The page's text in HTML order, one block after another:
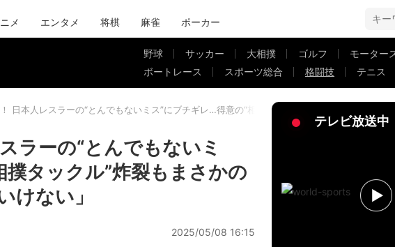
メ エンタメ 将棋 麻雀 ポーカー
野球 サッカー 大相撲 ゴルフ
モーター
ボートレース
スポーツ総合 格闘技 テニス
日本人レスラーの“とんでもないミス”にブチギレ…得意の“相撲タックル”炸裂もまさかの事態
ラーの“とんでもないミ
タックル”炸裂もまさかの
けない」
2025/05/08 16:15
テレビ放送中